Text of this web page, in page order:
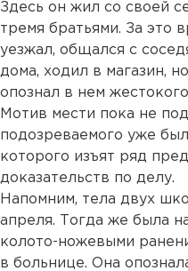
Здесь он жил со своей
тремя братьями. За это
уезжал, общался с
дома, ходил в магазин,
опознал в нем
Мотив мести пока не
подозреваемого уже
которого изъят ряд
доказательств по делу.
Напомним, тела двух
апреля. Тогда же была
колото-ножевыми
в больнице. Она